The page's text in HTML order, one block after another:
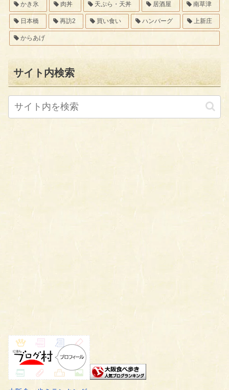
かき氷 肉丼 天ぷら・天丼 居酒屋 南草津
日本橋 再訪2 買い食い ハンバーグ 上新庄
からあげ
サイト内検索